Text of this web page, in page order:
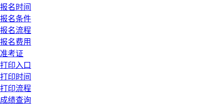
报名时间
报名条件
报名流程
报名费用
准考证
打印入口
打印时间
打印流程
成绩查询